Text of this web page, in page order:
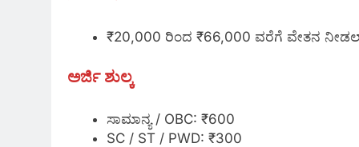
₹20,000 ರಿಂದ ₹66,000 ವರೆಗೆ ವೇತನ
ಅರ್ಜಿ ಶುಲ್ಕ
ಸಾಮಾನ್ಯ / OBC: ₹600
SC / ST / PWD: ₹300